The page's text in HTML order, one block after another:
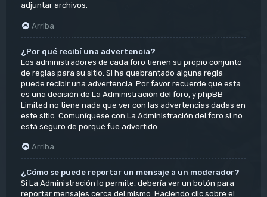
adjuntar archivos.
Arriba
¿Por qué recibí una advertencia?
Los administradores de cada foro tienen su propio conjunto
de reglas para su sitio. Si ha quebrantado alguna regla
puede recibir una advertencia. Por favor recuerde que esta
es una decisión de La Administración del foro, y phpBB
Limited no tiene nada que ver con las advertencias dadas en
este sitio. Comuníquese con La Administración del foro si no
está seguro de porqué fue advertido.
Arriba
¿Cómo se puede reportar un mensaje a un moderador?
Si La Administración lo permite, debería ver un botón para
reportar mensajes cerca del mismo. Haciendo clic sobre el